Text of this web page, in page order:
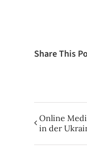
Share This
Online
in der